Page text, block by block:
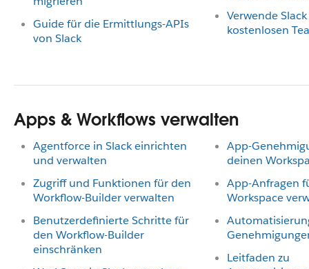
Guide für die Ermittlungs-APIs
von Slack
Verwende
kostenlosen
Apps & Workflows verwalten
Agentforce in Slack einrichten
und verwalten
Zugriff und Funktionen für den
Workflow-Builder verwalten
Benutzerdefinierte Schritte für
den Workflow-Builder
einschränken
App-
deinen
App-Anfragen
Workspace
Leitfaden zu